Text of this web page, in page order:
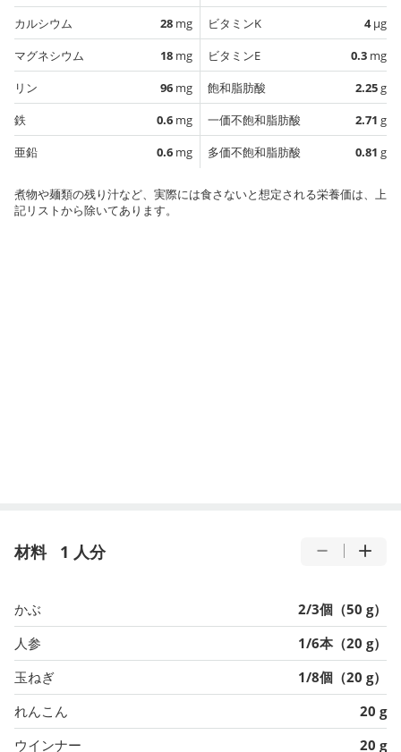
カルシウム
28 mg
マグネシウム
18 mg
リン
96 mg
鉄
0.6 mg
亜鉛
0.6 mg
ビタミンK
4µg
ビタミンE
0.3 mg
飽和脂肪酸
2.25g
一価不飽和脂肪酸
2.71 g
多価不飽和脂肪酸
0.81 g
煮物や麺類の残り汁など、実際には食さないと想定される栄養価は、上
記リストから除いてあります。
材料 1 人分
かぶ
2/3個（50 g）
人参
1/6本（20 g）
玉ねぎ
1/8個（20 g）
れんこん
20 g
ウインナー
20 g